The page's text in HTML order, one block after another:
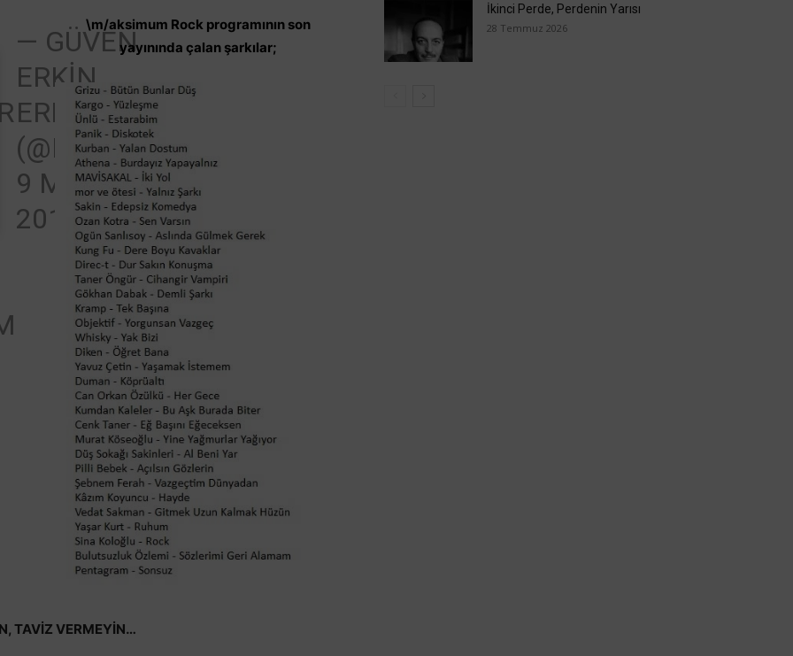
— GÜVEN
ERKIN
ERKAL
(@ROKERR)
9 MART
2019
\m/aksimum Rock programının son
yayınında çalan şarkılar;
TAVİZ VERMEYİN…
İkinci Perde, Perdenin Yarısı
28 Temmuz 2026